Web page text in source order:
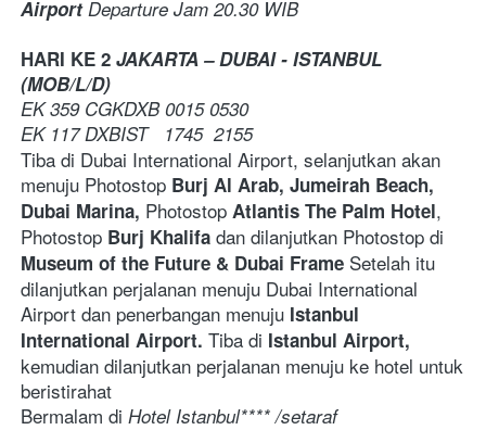
Airport Departure Jam 20.30 WIB
HARI KE 2 JAKARTA – DUBAI - ISTANBUL
(MOB/L/D)
EK 359 CGKDXB 0015 0530
EK 117 DXBIST   1745  2155
Tiba di Dubai International Airport, selanjutkan akan
menuju Photostop Burj Al Arab, Jumeirah Beach,
Dubai Marina, Photostop Atlantis The Palm Hotel,
Photostop Burj Khalifa
Museum of the Future & Dubai Frame Setelah itu
dilanjutkan perjalanan menuju Dubai International
Airport dan penerbangan menuju Istanbul
International Airport. Tiba di
kemudian dilanjutkan perjalanan menuju ke hotel untuk
beristirahat
Bermalam di Hotel Istanbul**** /setaraf